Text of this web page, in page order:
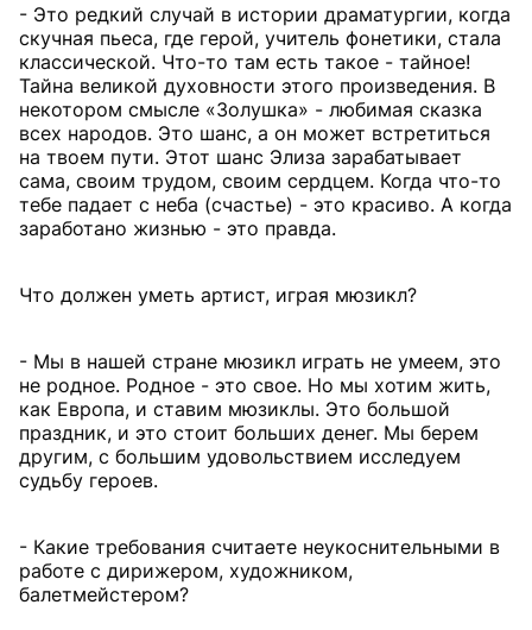
- Это редкий случай в истории драматургии, когда
скучная пьеса, где герой, учитель фонетики, стала
классической. Что-то там есть такое - тайное!
Тайна великой духовности этого произведения. В
некотором смысле «Золушка» - любимая сказка
всех народов. Это шанс, а он может встретиться
на твоем пути. Этот шанс Элиза зарабатывает
сама, своим трудом, своим сердцем. Когда что-то
тебе падает с неба (счастье) - это красиво. А когда
заработано жизнью - это правда.
Что должен уметь артист, играя мюзикл?
- Мы в нашей стране мюзикл играть не умеем, это
не родное. Родное - это свое. Но мы хотим жить,
как Европа, и ставим мюзиклы. Это большой
праздник, и это стоит больших денег. Мы берем
другим, с большим удовольствием исследуем
судьбу героев.
- Какие требования считаете неукоснительными в
работе с дирижером, художником,
балетмейстером?